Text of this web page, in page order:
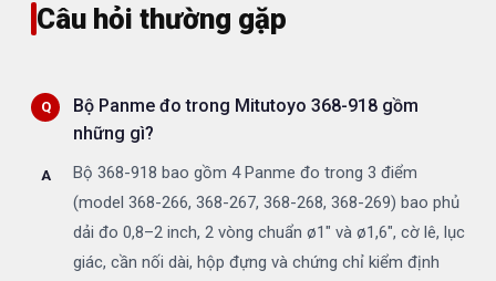
Câu hỏi thường gặp
Bộ Panme đo trong Mitutoyo 368-918 gồm
những gì?
Bộ 368-918 bao gồm 4 Panme đo trong 3 điểm
(model 368-266, 368-267, 368-268, 368-269) bao phủ
dải đo 0,8–2 inch, 2 vòng chuẩn ø1" và ø1,6", cờ lê, lục
giác, cần nối dài, hộp đựng và chứng chỉ kiểm định